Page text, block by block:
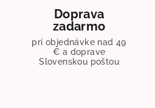
Doprava
zadarmo
pri objednávke nad 49
€ a doprave
Slovenskou poštou